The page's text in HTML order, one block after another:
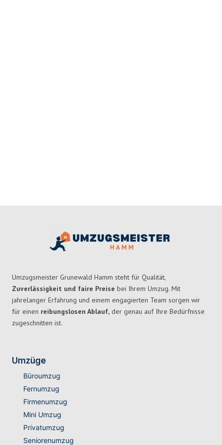
Umzugsmeister Grunewald Hamm steht für Qualität,
Zuverlässigkeit und faire Preise bei Ihrem Umzug. Mit
jahrelanger Erfahrung und einem engagierten Team sorgen wir
für einen reibungslosen Ablauf, der genau auf Ihre Bedürfnisse
zugeschnitten ist.
Umzüge
Büroumzug
Fernumzug
Firmenumzug
Mini Umzug
Privatumzug
Seniorenumzug